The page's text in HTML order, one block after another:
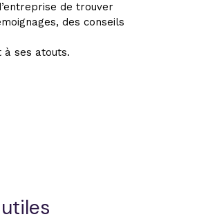
de trouver
des conseils
à ses atouts.